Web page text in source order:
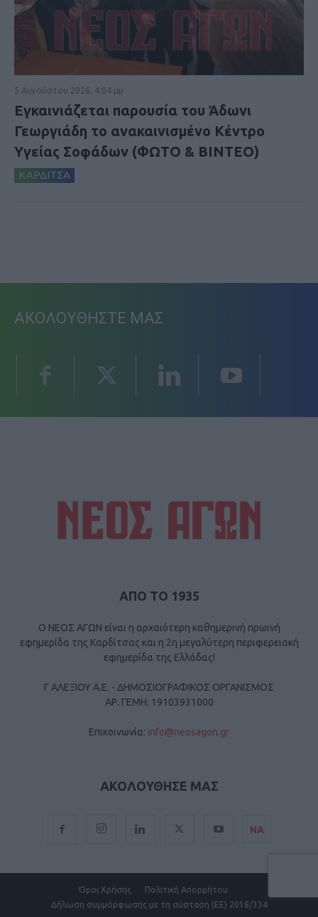
5 Αυγούστου 2026, 4:04 μμ
Εγκαινιάζεται παρουσία του Άδωνι
Γεωργιάδη το ανακαινισμένο Κέντρο
Υγείας Σοφάδων (ΦΩΤΟ & ΒΙΝΤΕΟ)
ΚΑΡΔΙΤΣΑ
ΑΚΟΛΟΥΘΗΣΤΕ ΜΑΣ
ΑΠΟ ΤΟ 1935
Ο ΝΕΟΣ ΑΓΩΝ είναι η αρχαιότερη καθημερινή πρωινή
εφημερίδα της Καρδίτσας και η 2η μεγαλύτερη περιφερειακή
εφημερίδα της Ελλάδας!
Γ ΑΛΕΞΙΟΥ Α.Ε. - ΔΗΜΟΣΙΟΓΡΑΦΙΚΟΣ ΟΡΓΑΝΙΣΜΟΣ
ΑΡ. ΓΕΜΗ: 19103931000
Επικοινωνία: info@neosagon.gr
ΑΚΟΛΟΥΘΗΣΕ ΜΑΣ
ΝΑ
Όροι Χρήσης
Πολιτική Απορρήτου
Δήλωση συμμόρφωσης με τη σύσταση (ΕΕ) 2018/334